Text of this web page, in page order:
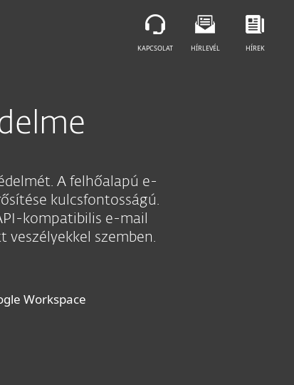
A felhőalapú e-
kulcsfontosságú.
kompatibilis e-mail
veszélyekkel szemben.
Workspace
KAPCSOLAT HÍRLEVÉL HÍREK